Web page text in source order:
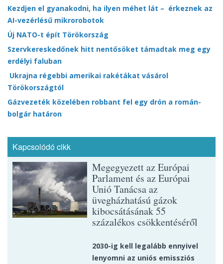
Kezdjen el gyanakodni, ha ilyen méhet lát – érkeznek az
AI-vezérlésű mikrorobotok
Új NATO-t épít Törökország
Szervkereskedőnek hitt nentősöket támadtak meg egy
erdélyi faluban
Ukrajna régebbi amerikai rakétákat vásárol
Törökországtól
Gázvezeték közelében robbant fel egy drón a román-
bolgár határon
Kapcsolódó cikk
Megegyezett az Európai
Parlament és az Európai
Unió Tanácsa az
üvegházhatású gázok
kibocsátásának 55
százalékos csökkentéséről
2030-ig kell legalább ennyivel
lenyomni az uniós emissziós